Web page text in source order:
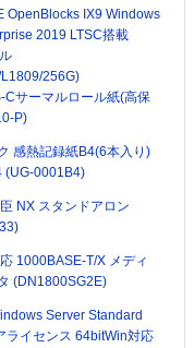
OpenBlocks IX9 Windows
2019 LTSC搭載
256G)
Cサーマルロール紙(高保
P)
感熱記録紙B4(6本入り)
(UG-0001B4)
NX スタンドアロン
1000BASE-T/X メディ
(DN1800SG2E)
Server Standard
ライセンス 64bitWin対応